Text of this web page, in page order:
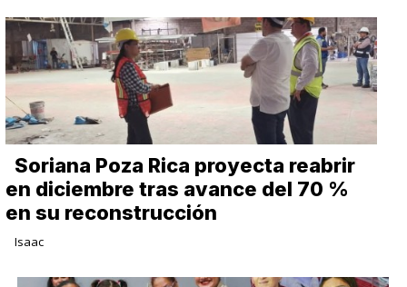
Soriana Poza Rica proyecta reabrir
en diciembre tras avance del 70 %
en su reconstrucción
Isaac